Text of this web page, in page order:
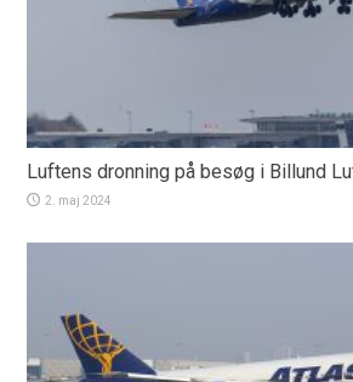
Luftens dronning på besøg i Billund
2. maj 2024